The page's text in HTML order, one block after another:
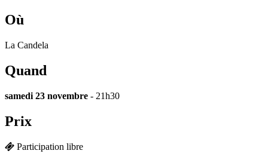
Où
La Candela
Quand
samedi 23 novembre - 21h30
Prix
Participation libre